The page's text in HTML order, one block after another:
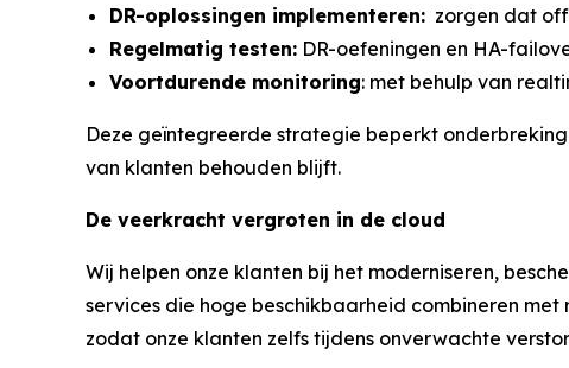
DR-oplossingen implementeren: zorgen dat
Regelmatig testen: DR-oefeningen en HA-
Voortdurende monitoring: met behulp van
Deze geïntegreerde strategie beperkt
van klanten behouden blijft.
De veerkracht vergroten in de cloud
Wij helpen onze klanten bij het moderniseren,
services die hoge beschikbaarheid combineren
zodat onze klanten zelfs tijdens onverwachte